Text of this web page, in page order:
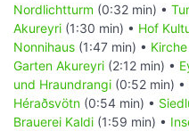
Nordlichtturm (0:32 min) •
Akureyri (1:30 min) • Hof
Nonnihaus (1:47 min) •
Garten Akureyri (2:12 min) •
und Hraundrangi (0:52 min) •
Héraðsvötn (0:54 min) •
Brauerei Kaldi (1:59 min) •